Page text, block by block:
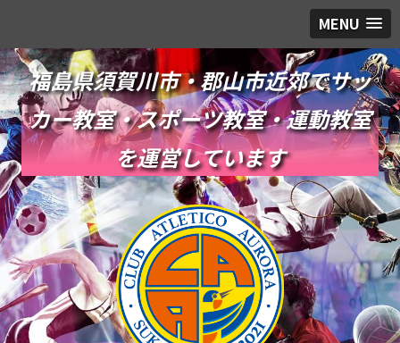
MENU
福島県須賀川市・郡山市近郊でサッ
カー教室・スポーツ教室・運動教室
を運営しています